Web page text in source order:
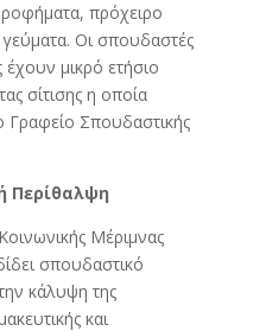
ροφήµατα, πρόχειρο
Οι σπουδαστές
µικρό ετήσιο
σίτισης η οποία
Γραφείο Σπουδαστικής
Περίθαλψη
Μέριµνας
σπουδαστικό
κάλυψη της
και